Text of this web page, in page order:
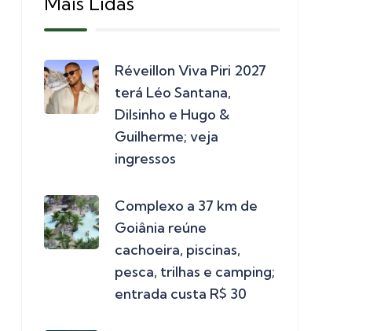
Réveillon Viva Piri 2027
terá Léo Santana,
Dilsinho e Hugo &
Guilherme; veja
ingressos
Complexo a 37 km de
Goiânia reúne
cachoeira, piscinas,
pesca, trilhas e camping;
entrada custa R$ 30